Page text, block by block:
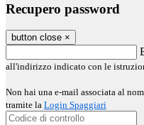
Recupero password
button close ×
all'indirizzo indicato con le
Non hai una e-mail associata al
tramite la Login Spaggiari